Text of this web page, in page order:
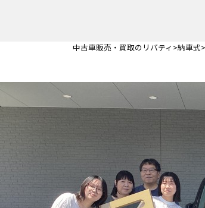
中古車販売・買取のリバティ 納車式